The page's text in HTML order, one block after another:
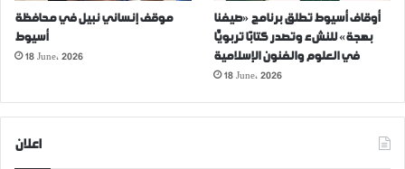
موقف إنساني نبيل في محافظة
أسيوط
18 June، 2026
أوقاف أسيوط تطلق برنامج «صيفنا
بهجة» للنشء وتصدر كتابًا تربويًّا
في العلوم والفنون الإسلامية
18 June، 2026
اعلان